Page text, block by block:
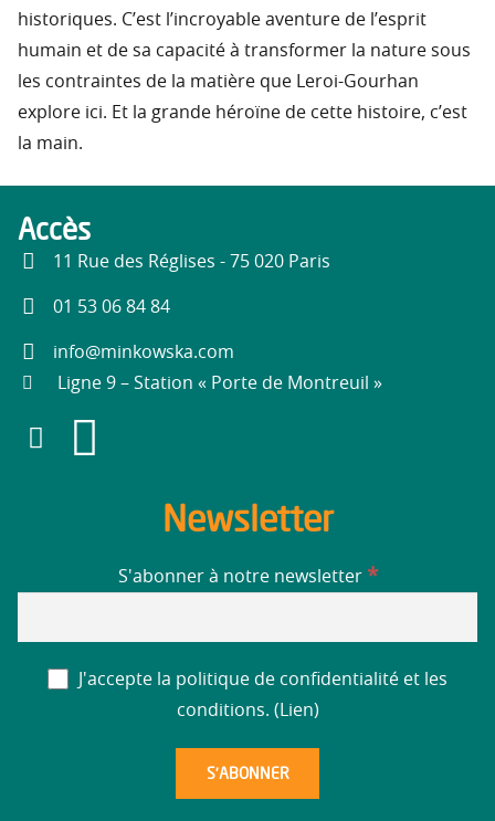
historiques. C’est l’incroyable aventure de l’esprit
humain et de sa capacité à transformer la nature sous
les contraintes de la matière que Leroi-Gourhan
explore ici. Et la grande héroïne de cette histoire, c’est
la main.
Accès
11 Rue des Réglises - 75 020 Paris
01 53 06 84 84
info@minkowska.com
Ligne 9 – Station « Porte de Montreuil »
Newsletter
S'abonner à notre newsletter *
J'accepte la politique de confidentialité et les
conditions. ( Lien)